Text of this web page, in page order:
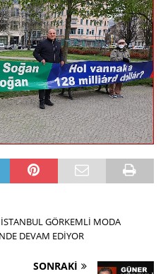
GÖRKEMLİ MODA
DEVAM EDİYOR
SONRAKI